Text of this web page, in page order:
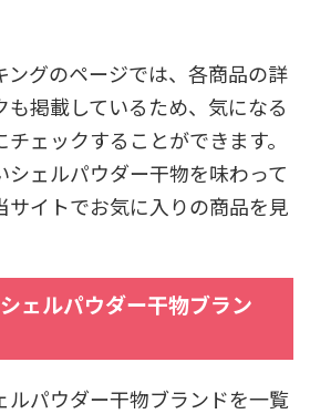
ングのページでは、各商品の詳
掲載しているため、気になる
ェックすることができます。
シェルパウダー干物を味わって
サイトでお気に入りの商品を見
ェルパウダー干物ブラン
ルパウダー干物ブランドを一覧